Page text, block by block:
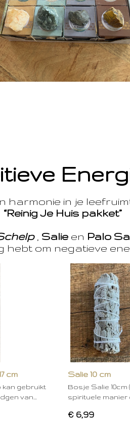
harmonie in je
“Reinig Je Huis pakket”
, Salie en Palo
hebt om negatieve
cm
gebruikt
van…
Salie 10 cm
Bosje Salie 10cm
spirituele manier
€ 6,99